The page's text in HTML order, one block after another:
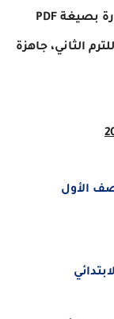
إليكم الروابط المباشرة لتحميل كتب الوزارة بصيغة PDF
الثاني، جاهزة
الأول